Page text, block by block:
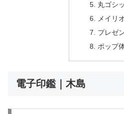
丸ゴシ
メイリ
プレゼ
ポップ
電子印鑑｜木島